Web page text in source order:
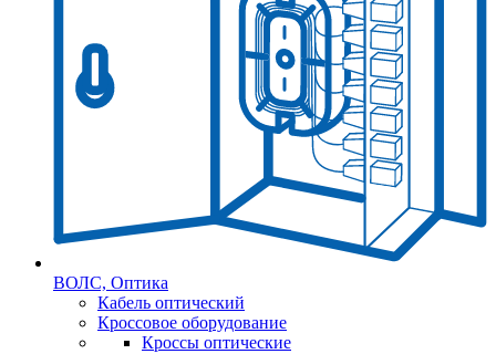
ВОЛС, Оптика
Кабель оптический
Кроссовое оборудование
Кроссы оптические